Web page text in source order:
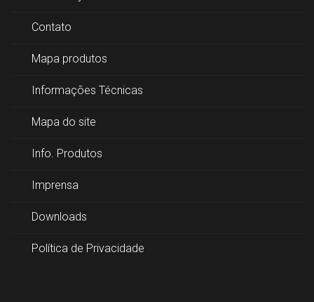
Contato
Mapa produtos
Informações Técnicas
Mapa do site
Info. Produtos
Imprensa
Downloads
Política de Privacidade